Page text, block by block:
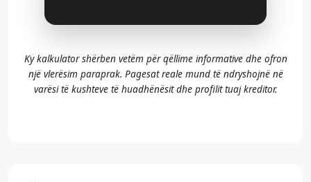
Ky kalkulator shërben vetëm për qëllime informative dhe ofron
një vlerësim paraprak. Pagesat reale mund të ndryshojnë në
varësi të kushteve të huadhënësit dhe profilit tuaj kreditor.